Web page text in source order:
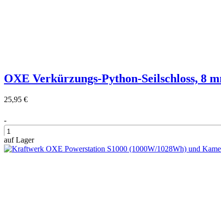
OXE Verkürzungs-Python-Seilschloss, 8
25,95 €
-
+
auf Lager